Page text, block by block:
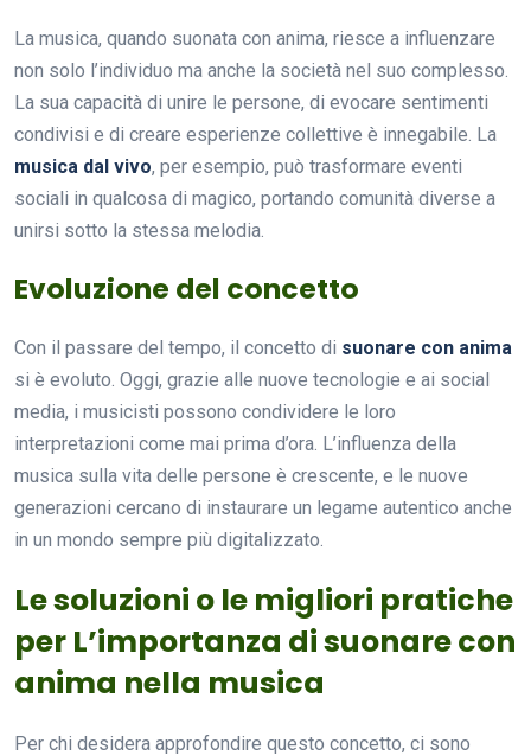
La musica, quando suonata con anima, riesce a influenzare
non solo l’individuo ma anche la società nel suo complesso.
La sua capacità di unire le persone, di evocare sentimenti
condivisi e di creare esperienze collettive è innegabile. La
musica dal vivo, per esempio, può trasformare eventi
sociali in qualcosa di magico, portando comunità diverse a
unirsi sotto la stessa melodia.
Evoluzione del concetto
Con il passare del tempo, il concetto di suonare con anima
si è evoluto. Oggi, grazie alle nuove tecnologie e ai social
media, i musicisti possono condividere le loro
interpretazioni come mai prima d’ora. L’influenza della
musica sulla vita delle persone è crescente, e le nuove
generazioni cercano di instaurare un legame autentico anche
in un mondo sempre più digitalizzato.
Le soluzioni o le migliori pratiche
per L’importanza di suonare con
anima nella musica
Per chi desidera approfondire questo concetto, ci sono